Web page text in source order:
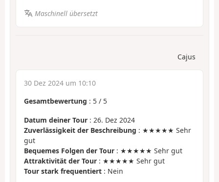
Maschinell übersetzt
Cajus
30 Dez 2024 um 10:10
Gesamtbewertung : 5 / 5
Datum deiner Tour : 26. Dez 2024
Zuverlässigkeit der Beschreibung : ★★★★★ Sehr
gut
Bequemes Folgen der Tour : ★★★★★ Sehr gut
Attraktivität der Tour : ★★★★★ Sehr gut
Tour stark frequentiert : Nein